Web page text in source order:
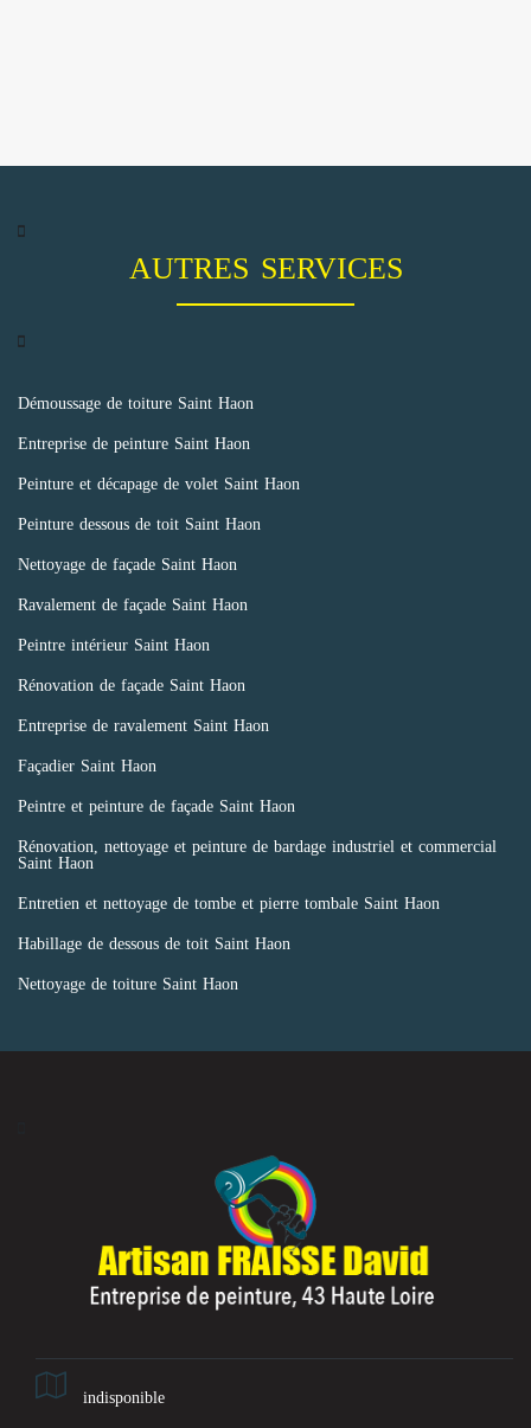
AUTRES SERVICES
Démoussage de toiture Saint Haon
Entreprise de peinture Saint Haon
Peinture et décapage de volet Saint Haon
Peinture dessous de toit Saint Haon
Nettoyage de façade Saint Haon
Ravalement de façade Saint Haon
Peintre intérieur Saint Haon
Rénovation de façade Saint Haon
Entreprise de ravalement Saint Haon
Façadier Saint Haon
Peintre et peinture de façade Saint Haon
Rénovation, nettoyage et peinture de bardage industriel et commercial
Saint Haon
Entretien et nettoyage de tombe et pierre tombale Saint Haon
Habillage de dessous de toit Saint Haon
Nettoyage de toiture Saint Haon
indisponible